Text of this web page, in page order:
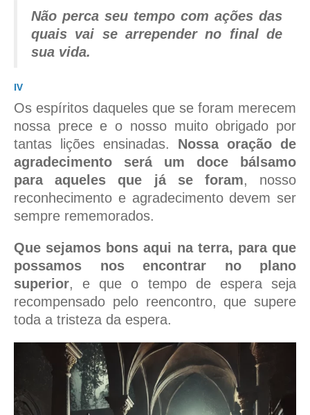
Não perca seu tempo com ações das
quais vai se arrepender no final de
sua vida.
IV
Os espíritos daqueles que se foram merecem
nossa prece e o nosso muito obrigado por
tantas lições ensinadas. Nossa oração de
agradecimento será um doce bálsamo
para aqueles que já se foram, nosso
reconhecimento e agradecimento devem ser
sempre rememorados.
Que sejamos bons aqui na terra, para que
possamos nos encontrar no plano
superior, e que o tempo de espera seja
recompensado pelo reencontro, que supere
toda a tristeza da espera.